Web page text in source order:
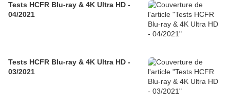
Tests HCFR Blu-ray & 4K Ultra HD -
04/2021
Tests HCFR Blu-ray & 4K Ultra HD -
03/2021